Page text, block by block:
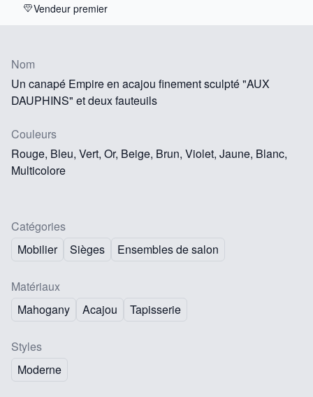
Vendeur premier
Nom
Un canapé Empire en acajou finement sculpté "AUX
DAUPHINS" et deux fauteuils
Couleurs
Rouge, Bleu, Vert, Or, Beige, Brun, Violet, Jaune, Blanc,
Multicolore
Catégories
Mobilier
Sièges Ensembles de salon
Matériaux
Mahogany
Acajou Tapisserie
Styles
Moderne